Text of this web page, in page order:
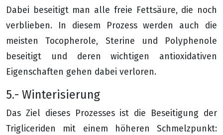
Dabei beseitigt man alle freie Fettsäure, die noch
verblieben. In diesem Prozess werden auch die
meisten Tocopherole, Sterine und Polyphenole
beseitigt und deren wichtigen antioxidativen
Eigenschaften gehen dabei verloren.
5.- Winterisierung
Das Ziel dieses Prozesses ist die Beseitigung der
Trigliceriden mit einem höheren Schmelzpunkt: